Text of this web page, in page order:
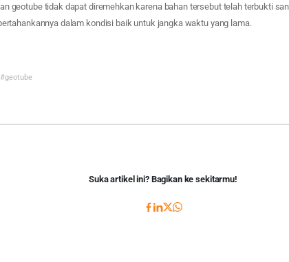
geotube tidak dapat diremehkan karena bahan tersebut telah terbukti
dalam kondisi baik untuk jangka waktu yang lama.
#geotube
Suka artikel ini? Bagikan ke sekitarmu!